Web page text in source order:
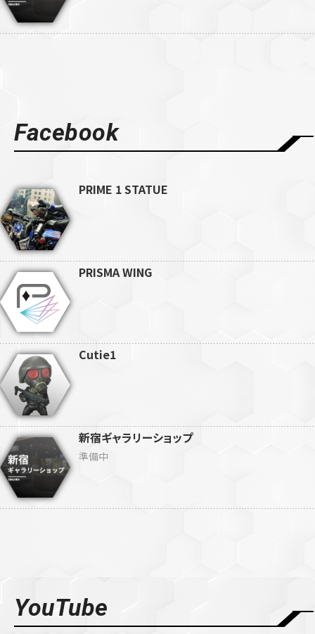
Facebook
PRIME 1 STATUE
PRISMA WING
Cutie1
新宿ギャラリーショップ
準備中
YouTube